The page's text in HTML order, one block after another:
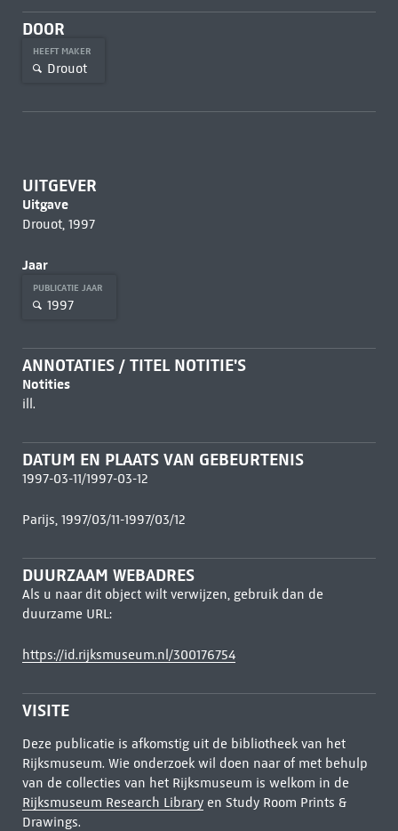
DOOR
HEEFT MAKER
Drouot
UITGEVER
Uitgave
Drouot, 1997
Jaar
PUBLICATIE JAAR
1997
ANNOTATIES / TITEL NOTITIE'S
Notities
ill.
DATUM EN PLAATS VAN GEBEURTENIS
1997-03-11/1997-03-12
Parijs, 1997/03/11-1997/03/12
DUURZAAM WEBADRES
Als u naar dit object wilt verwijzen, gebruik dan de
duurzame URL:
https://id.rijksmuseum.nl/300176754
VISITE
Deze publicatie is afkomstig uit de bibliotheek van het
Rijksmuseum. Wie onderzoek wil doen naar of met behulp
van de collecties van het Rijksmuseum is welkom in de
Rijksmuseum Research Libraryen Study Room Prints &
Drawings.